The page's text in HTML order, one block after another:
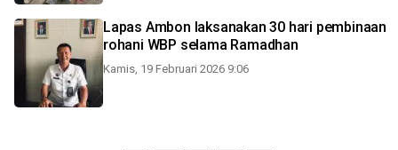
Lapas Ambon laksanakan 30 hari pembinaan
rohani WBP selama Ramadhan
Kamis, 19 Februari 2026 9:06